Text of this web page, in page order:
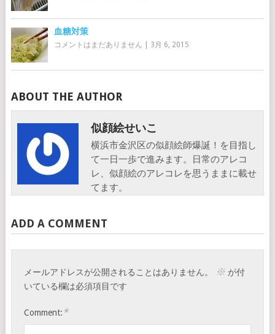
血糖対策
コメントはまだありません 3月 6, 2015
ABOUT THE AUTHOR
似顔絵せいこ
横浜市金沢区の似顔絵師爆誕！を目指し
て一日一歩で進みます。日常のアレコ
レ、似顔絵のアレコレを思うままに載せ
てます。
ADD A COMMENT
メールアドレスが公開されることはありません。 ※ が付
いている欄は必須項目です
Comment: *